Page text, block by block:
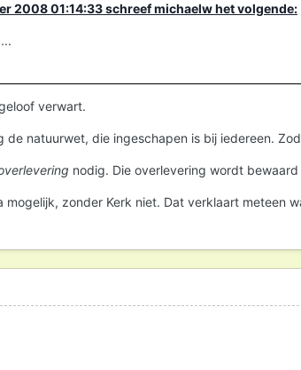
2008 01:14:33 schreef michaelw het volgende:
verwart.
de natuurwet, die ingeschapen is bij iedereen.
nodig. Die overlevering wordt
mogelijk, zonder Kerk niet. Dat verklaart meteen